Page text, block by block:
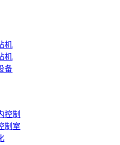
机
机
备
控制
制室